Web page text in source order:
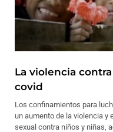
La violencia
covid
Los confinamientos para
un aumento de la violencia y
sexual contra niños y niñas,